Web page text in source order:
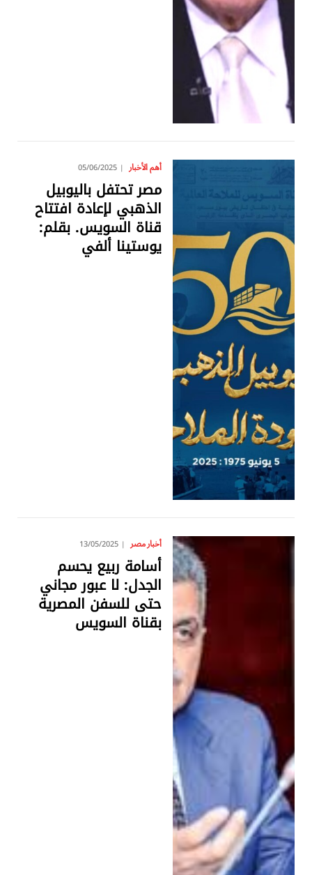
أهم الأخبار 05/06/2025
مصر تحتفل باليوبيل
الذهبي لإعادة افتتاح
قناة السويس. بقلم:
يوستينا ألفي
أخبار مصر 13/05/2025
أسامة ربيع يحسم
الجدل: لا عبور مجاني
حتى للسفن المصرية
بقناة السويس